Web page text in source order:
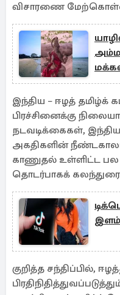
விசாரணை
இந்திய – ஈழத்
பிரச்சினைக்கு
நடவடிக்கைகள்,
அகதிகளின் நீண்டகாலப்
காணுதல் உள்ளிட்ட பல
தொடர்பாகக்
இளம்
குறித்த சந்திப்பில்,